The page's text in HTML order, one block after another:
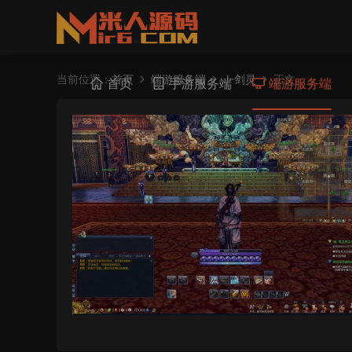
首页 手游服务端 端游服务端
当前位置：首页 端游服务端 J-剑灵 正文